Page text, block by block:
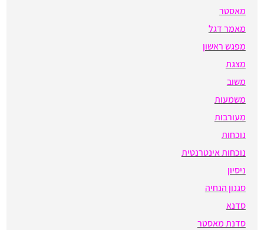
מאסטר
מאמר דגל
מפגש ראשון
מצגת
משוב
משמעות
מעורבות
נוכחות
נוכחות אינטרנטית
ניסיון
סגנון הנחיה
סדנא
סדנת מאסטר